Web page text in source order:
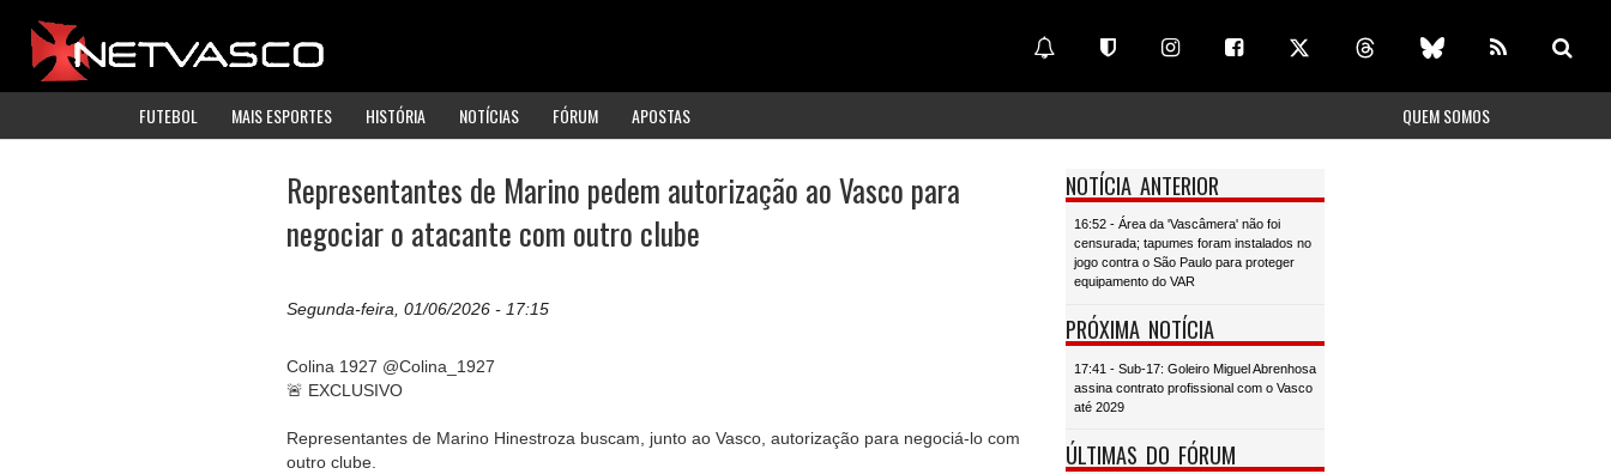
FUTEBOL MAIS ESPORTES HISTÓRIA NOTÍCIAS FÓRUM APOSTAS QUEM SOMOS
Representantes de Marino pedem autorização ao Vasco para
negociar o atacante com outro clube
Segunda-feira, 01/06/2026 - 17:15
Colina 1927 @Colina_1927
🚨 EXCLUSIVO
Representantes de Marino Hinestroza buscam, junto ao Vasco, autorização para negociá-lo com
outro clube.
NOTÍCIA ANTERIOR
16:52 - Área da 'Vascâmera' não foi
censurada; tapumes foram instalados no
jogo contra o São Paulo para proteger
equipamento do VAR
PRÓXIMA NOTÍCIA
17:41 - Sub-17: Goleiro Miguel Abrenhosa
assina contrato profissional com o Vasco
até 2029
ÚLTIMAS DO FÓRUM